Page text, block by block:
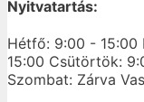
Nyitvatartás:
Hétfő: 9:00 - 15:00
15:00 Csütörtök:
Szombat: Zárva